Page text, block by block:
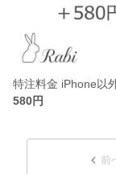
580円
前